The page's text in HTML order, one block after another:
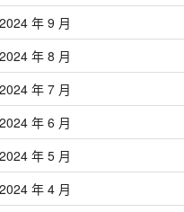
2024 年 9 月
2024 年 8 月
2024 年 7 月
2024 年 6 月
2024 年 5 月
2024 年 4 月